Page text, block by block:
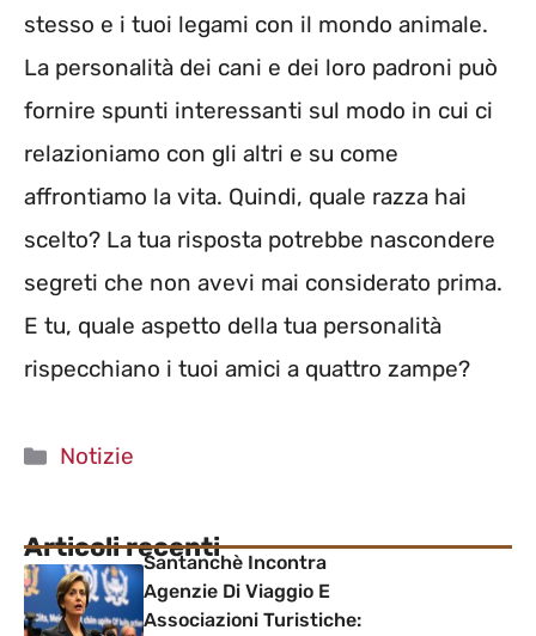
stesso e i tuoi legami con il mondo animale.
La personalità dei cani e dei loro padroni può
fornire spunti interessanti sul modo in cui ci
relazioniamo con gli altri e su come
affrontiamo la vita. Quindi, quale razza hai
scelto? La tua risposta potrebbe nascondere
segreti che non avevi mai considerato prima.
E tu, quale aspetto della tua personalità
rispecchiano i tuoi amici a quattro zampe?
Categorie
Notizie
Articoli recentiSantanchè Incontra
Agenzie Di Viaggio E
Associazioni Turistiche: